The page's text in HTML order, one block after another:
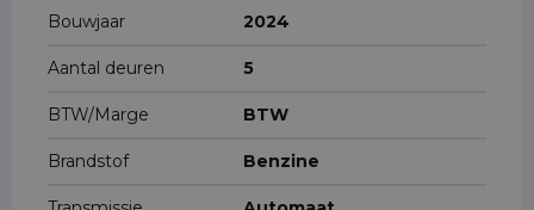
Bouwjaar 2024
Aantal deuren 5
BTW/Marge BTW
Brandstof Benzine